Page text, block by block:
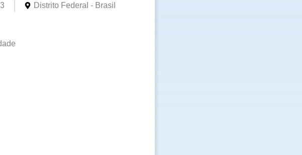
Distrito Federal - Brasil